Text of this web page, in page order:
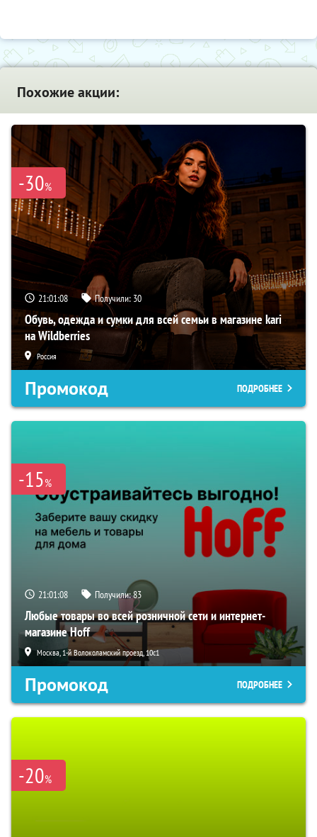
Похожие акции:
-30%
21:01:07 Получили: 30
Обувь, одежда и сумки для всей семьи в магазине kari
на Wildberries
Россия
Промокод ПОДРОБНЕЕ
-15%
21:01:07 Получили:83
Любые товары во всей розничной сети и интернет-
магазине Hoff
Москва, 1-й Волоколамский проезд, 10с1
Промокод ПОДРОБНЕЕ
-20%